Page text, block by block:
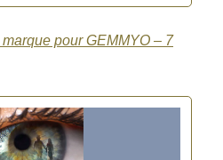
pour GEMMYO – 7